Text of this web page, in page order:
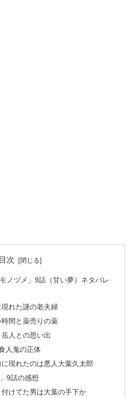
目次
ノヅメ」9話（甘い夢）ネタバレ
れた謎の老夫婦
間と薬売りの薬
人との思い出
人鬼の正体
現れたのは悪人大葉久太郎
9話の感想
けてた男は大葉の手下か